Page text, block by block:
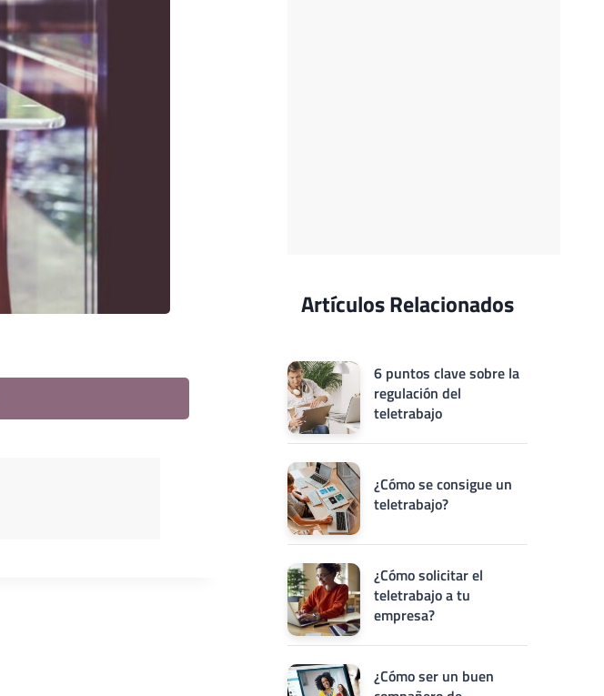
Artículos Relacionados
6 puntos clave sobre la
regulación del
teletrabajo
¿Cómo se consigue un
teletrabajo?
¿Cómo solicitar el
teletrabajo a tu
empresa?
¿Cómo ser un buen